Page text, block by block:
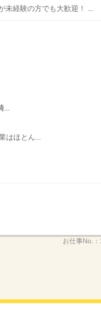
経験の方でも大歓迎！ ...
ほとん...
お仕事No.：